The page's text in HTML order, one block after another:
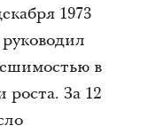
1973
в
За 12